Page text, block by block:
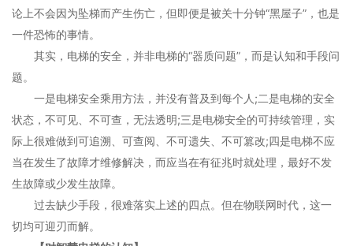
论上不会因为坠梯而产生伤亡，但即便是被关十分钟“黑屋子”，也是
一件恐怖的事情。
其实，电梯的安全，并非电梯的“器质问题”，而是认知和手段问
题。
一是电梯安全乘用方法，并没有普及到每个人;二是电梯的安全
状态，不可见、不可查，无法透明;三是电梯安全的可持续管理，实
际上很难做到可追溯、可查阅、不可遗失、不可篡改;四是电梯不应
当在发生了故障才维修解决，而应当在有征兆时就处理，最好不发
生故障或少发生故障。
过去缺少手段，很难落实上述的四点。但在物联网时代，这一
切均可迎刃而解。